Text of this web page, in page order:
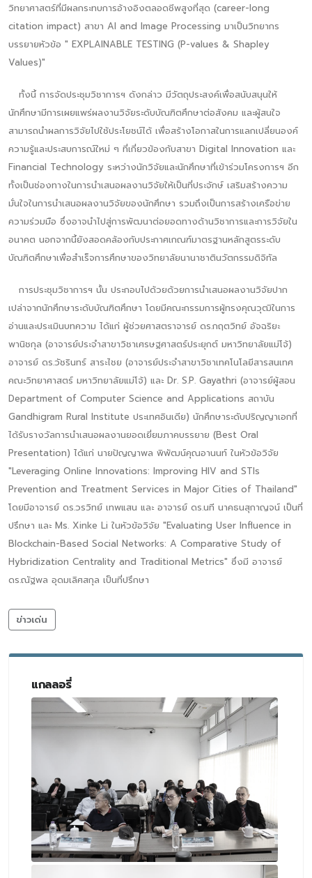
วิทยาศาสตร์ที่มีผลกระทบการอ้างอิงตลอดชีพสูงที่สุด (career-long
citation impact) สาขา AI and Image Processing มาเป็นวิทยากร
บรรยายหัวข้อ " EXPLAINABLE TESTING (P-values & Shapley
Values)"
ทั้งนี้ การจัดประชุมวิชาการฯ ดังกล่าว มีวัตถุประสงค์เพื่อสนับสนุนให้
นักศึกษามีการเผยแพร่ผลงานวิจัยระดับบัณฑิตศึกษาต่อสังคม และผู้สนใจ
สามารถนำผลการวิจัยไปใช้ประโยชน์ได้ เพื่อสร้างโอกาสในการแลกเปลี่ยนองค์
ความรู้และประสบการณ์ใหม่ ๆ ที่เกี่ยวข้องกับสาขา Digital Innovation และ
Financial Technology ระหว่างนักวิจัยและนักศึกษาที่เข้าร่วมโครงการฯ อีก
ทั้งเป็นช่องทางในการนำเสนอผลงานวิจัยให้เป็นที่ประจักษ์ เสริมสร้างความ
มั่นใจในการนำเสนอผลงานวิจัยของนักศึกษา รวมถึงเป็นการสร้างเครือข่าย
ความร่วมมือ ซึ่งอาจนำไปสู่การพัฒนาต่อยอดทางด้านวิชาการและการวิจัยใน
อนาคต นอกจากนี้ยังสอดคล้องกับประกาศเกณฑ์มาตรฐานหลักสูตรระดับ
บัณฑิตศึกษาเพื่อสำเร็จการศึกษาของวิทยาลัยนานาชาตินวัตกรรมดิจิทัล
การประชุมวิชาการฯ นั้น ประกอบไปด้วยด้วยการนำเสนอผลงานวิจัยปาก
เปล่าจากนักศึกษาระดับบัณฑิตศึกษา โดยมีคณะกรรมการผู้ทรงคุณวุฒิในการ
อ่านและประเมินบทความ ได้แก่ ผู้ช่วยศาสตราจารย์ ดร.กฤตวิทย์ อัจฉริยะ
พานิชกุล (อาจารย์ประจำสาขาวิชาเศรษฐศาสตร์ประยุกต์ มหาวิทยาลัยแม่โจ้)
อาจารย์ ดร.วัชรินทร์ สาระไชย (อาจารย์ประจำสาขาวิชาเทคโนโลยีสารสนเทศ
คณะวิทยาศาสตร์ มหาวิทยาลัยแม่โจ้) และ Dr. S.P. Gayathri (อาจารย์ผู้สอน
Department of Computer Science and Applications สถาบัน
Gandhigram Rural Institute ประเทศอินเดีย) นักศึกษาระดับปริญญาเอกที่
ได้รับรางวัลการนำเสนอผลงานยอดเยี่ยมภาคบรรยาย (Best Oral
Presentation) ได้แก่ นายปัญญาพล พิพัฒน์คุณอานนท์ ในหัวข้อวิจัย
"Leveraging Online Innovations: Improving HIV and STIs
Prevention and Treatment Services in Major Cities of Thailand"
โดยมีอาจารย์ ดร.วรวิทย์ เทพแสน และ อาจารย์ ดร.นที นาคธนสุกาญจน์ เป็นที่
ปรึกษา และ Ms. Xinke Li ในหัวข้อวิจัย "Evaluating User Influence in
Blockchain-Based Social Networks: A Comparative Study of
Hybridization Centrality and Traditional Metrics" ซึ่งมี อาจารย์
ดร.ณัฐพล อุดมเลิศสกุล เป็นที่ปรึกษา
ข่าวเด่น
แกลลอรี่